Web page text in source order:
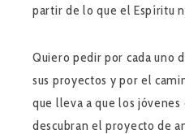
partir de lo que el Espíritu
Quiero pedir por cada uno
sus proyectos y por el
que lleva a que los
descubran el proyecto de